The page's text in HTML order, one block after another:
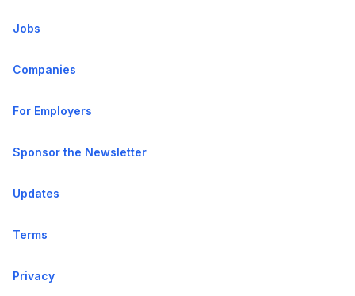
Jobs
Companies
For Employers
Sponsor the Newsletter
Updates
Terms
Privacy